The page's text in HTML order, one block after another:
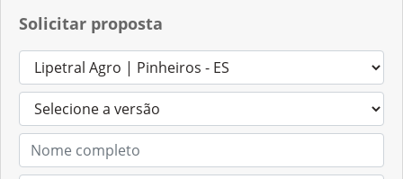
Solicitar proposta